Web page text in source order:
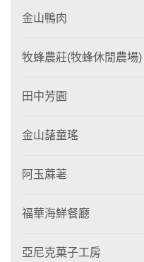
金山鴨肉
牧蜂農莊(牧蜂休閒農場)
田中芳園
金山藷童瑤
阿玉蔴荖
福華海鮮餐廳
亞尼克菓子工房